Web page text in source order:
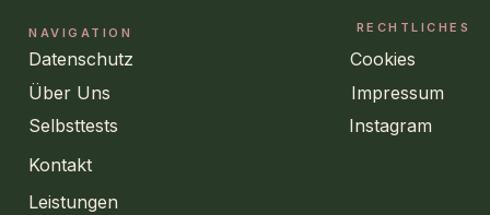
NAVIGATION
Über Uns
Selbsttests
Kontakt
Leistungen
RECHTLICHES
Datenschutz
Cookies
Impressum
Instagram